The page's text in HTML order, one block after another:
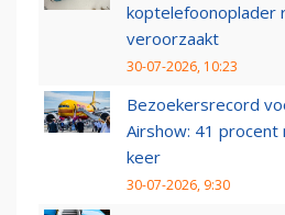
koptelefoonoplader
veroorzaakt
30-07-2026, 10:23
Bezoekersrecord
Airshow: 41
keer
30-07-2026, 9:30